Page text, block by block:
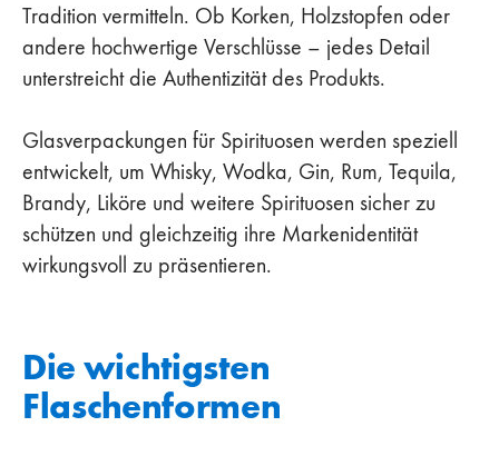
Tradition vermitteln. Ob Korken, Holzstopfen oder
andere hochwertige Verschlüsse – jedes Detail
unterstreicht die Authentizität des Produkts.
Glasverpackungen für Spirituosen werden speziell
entwickelt, um Whisky, Wodka, Gin, Rum, Tequila,
Brandy, Liköre und weitere Spirituosen sicher zu
schützen und gleichzeitig ihre Markenidentität
wirkungsvoll zu präsentieren.
Die wichtigsten
Flaschenformen